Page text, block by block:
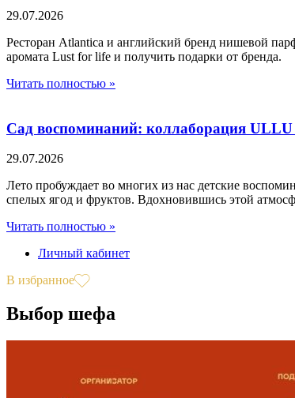
29.07.2026
Ресторан Atlantica и английский бренд нишевой
аромата Lust for life и получить подарки от бренда.
Читать полностью »
Сад воспоминаний: коллаборация
29.07.2026
Лето пробуждает во многих из нас детские
спелых ягод и фруктов. Вдохновившись этой
Читать полностью »
Личный кабинет
В избранное
Выбор шефа